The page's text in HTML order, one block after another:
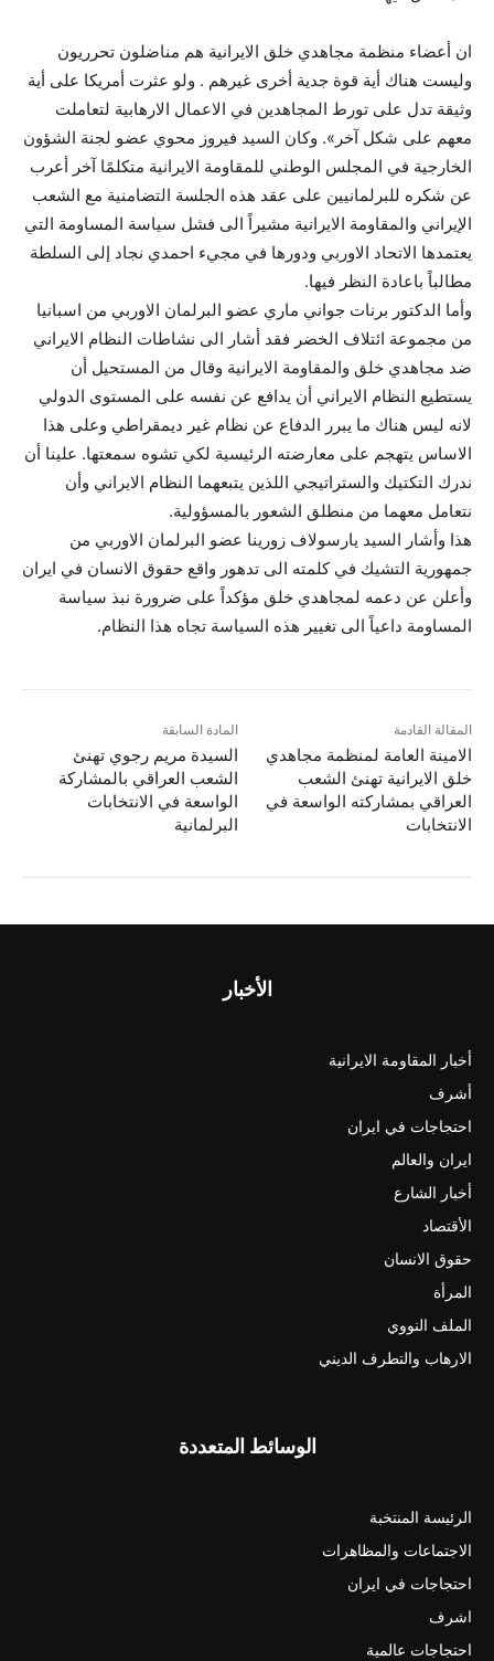
ان أعضاء منظمة مجاهدي خلق الايرانية هم مناضلون تحرريون
وليست هناك أية قوة جدية أخرى غيرهم . ولو عثرت أمريكا على أية
وثيقة تدل على تورط المجاهدين في الاعمال الارهابية لتعاملت
معهم على شكل آخر». وكان السيد فيروز محوي عضو لجنة الشؤون
الخارجية في المجلس الوطني للمقاومة الايرانية متكلمًا آخر أعرب
عن شكره للبرلمانيين على عقد هذه الجلسة التضامنية مع الشعب
الإيراني والمقاومة الايرانية مشيراً الى فشل سياسة المساومة التي
يعتمدها الاتحاد الاوربي ودورها في مجيء احمدي نجاد إلى السلطة
مطالباً باعادة النظر فيها.
وأما الدكتور برنات جواني ماري عضو البرلمان الاوربي من اسبانيا
من مجموعة ائتلاف الخضر فقد أشار الى نشاطات النظام الايراني
ضد مجاهدي خلق والمقاومة الايرانية وقال من المستحيل أن
يستطيع النظام الايراني أن يدافع عن نفسه على المستوى الدولي
لانه ليس هناك ما يبرر الدفاع عن نظام غير ديمقراطي وعلى هذا
الاساس يتهجم على معارضته الرئيسية لكي تشوه سمعتها. علينا أن
ندرك التكتيك والستراتيجي اللذين يتبعهما النظام الايراني وأن
نتعامل معهما من منطلق الشعور بالمسؤولية.
هذا وأشار السيد يارسولاف زورينا عضو البرلمان الاوربي من
جمهورية التشيك في كلمته الى تدهور واقع حقوق الانسان في ايران
وأعلن عن دعمه لمجاهدي خلق مؤكداً على ضرورة نبذ سياسة
المساومة داعياً الى تغيير هذه السياسة تجاه هذا النظام.
المادة السابقة
السيدة مريم رجوي تهنئ
الشعب العراقي بالمشاركة
الواسعة في الانتخابات
البرلمانية
المقالة القادمة
الامينة العامة لمنظمة مجاهدي
خلق الايرانية تهنئ الشعب
العراقي بمشاركته الواسعة في
الانتخابات
الأخبار
أخبار المقاومة الايرانية
أشرف
احتجاجات في ايران
ايران والعالم
أخبار الشارع
الأقتصاد
حقوق الانسان
المرأة
الملف النووي
الارهاب والتطرف الديني
الوسائط المتعددة
الرئيسة المنتخبة
الاجتماعات والمظاهرات
احتجاجات في ايران
اشرف
احتجاجات عالمية